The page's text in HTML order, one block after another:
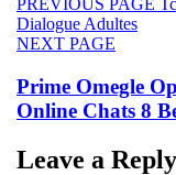
PREVIOUS PAGE
Dialogue Adultes
NEXT PAGE
Prime Omegle
Online Chats 8
Leave a Reply